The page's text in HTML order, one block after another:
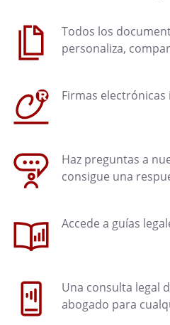
Todos los
personaliza,
Firmas electrónicas
Haz preguntas a
consigue una
Accede a guías
Una consulta legal
abogado para